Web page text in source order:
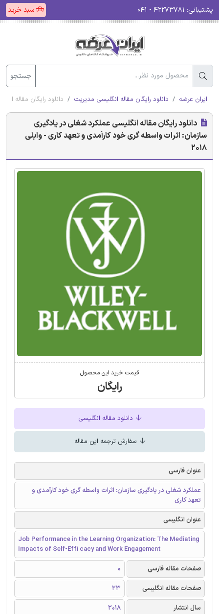
پشتیبانی: سبد خرید
جستجو
ایران عرضه دانلود رایگان مقاله انگلیسی مدیریت دانلود رایگان مقاله
دانلود رایگان مقاله انگلیسی عملکرد شغلی در یادگیری
سازمان: اثرات واسطه گری خود کارآمدی و تعهد کاری - وایلی
2018
قیمت خرید این محصول
رایگان
دانلود مقاله انگلیسی
سفارش ترجمه این مقاله
عنوان فارسی
عملکرد شغلی در یادگیری سازمان: اثرات واسطه گری خود کارآمدی و
تعهد کاری
عنوان انگلیسی
Job Performance in the Learning Organization: The Mediating
Impacts of Self-Effi cacy and Work Engagement
صفحات مقاله فارسی
0
صفحات مقاله انگلیسی
23
سال انتشار
2018